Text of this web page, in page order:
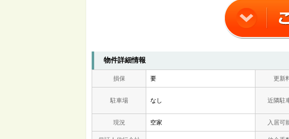
物件詳細情報
損保 要 更新
駐車場 なし 近隣駐
現況 空家 入居可